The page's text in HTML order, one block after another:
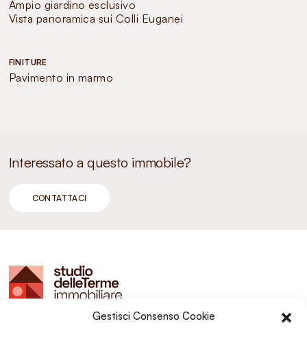
Gestisci Consenso Cookie
Ampio giardino esclusivo
Vista panoramica sui Colli Euganei
FINITURE
Pavimento in marmo
Interessato a questo immobile?
CONTATTACI
Studio delle Terme sas